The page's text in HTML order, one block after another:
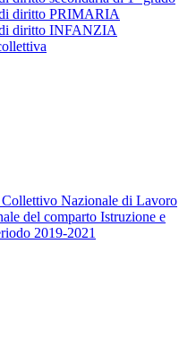
diritto PRIMARIA
diritto INFANZIA
Nazionale di Lavoro
del comparto Istruzione e
2019-2021